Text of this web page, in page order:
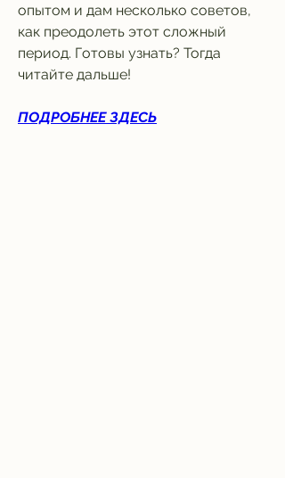
опытом и дам несколько советов,
как преодолеть этот сложный
период. Готовы узнать? Тогда
читайте дальше!
ПОДРОБНЕЕ ЗДЕСЬ